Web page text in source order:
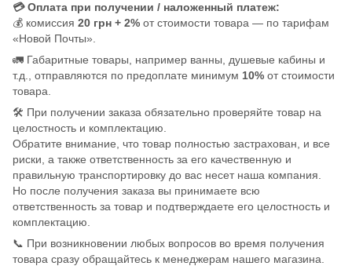
💳 Оплата при получении / наложенный платеж:
💰 комиссия 20 грн + 2% от стоимости товара — по тарифам
«Новой Почты».
🚛 Габаритные товары, например ванны, душевые кабины и
т.д., отправляются по предоплате минимум 10% от стоимости
товара.
🛠️ При получении заказа обязательно проверяйте товар на
целостность и комплектацию.
Обратите внимание, что товар полностью застрахован, и все
риски, а также ответственность за его качественную и
правильную транспортировку до вас несет наша компания.
Но после получения заказа вы принимаете всю
ответственность за товар и подтверждаете его целостность и
комплектацию.
📞 При возникновении любых вопросов во время получения
товара сразу обращайтесь к менеджерам нашего магазина.